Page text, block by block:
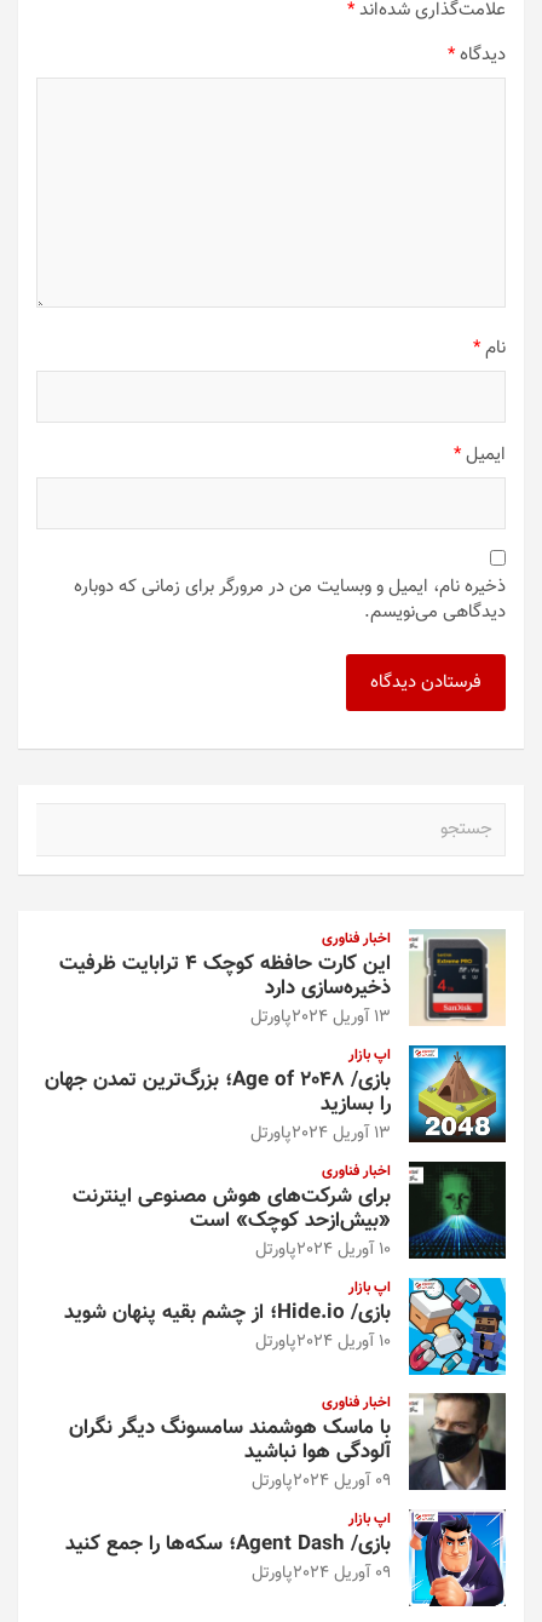
علامت‌گذاری شده‌اند*
دیدگاه*
نام*
ایمیل*
ذخیره نام، ایمیل و وبسایت من در مرورگر برای زمانی که دوباره
دیدگاهی می‌نویسم.
اخبار فناوری
این کارت حافظه کوچک ۴ ترابایت ظرفیت
ذخیره‌سازی دارد
13 آوریل 2024 پاورتل
اپ بازار
بازی/ Age of 2048؛ بزرگ‌ترین تمدن جهان
را بسازید
13 آوریل 2024 پاورتل
اخبار فناوری
برای شرکت‌های هوش مصنوعی اینترنت
«بیش‌از‌حد کوچک» است
10 آوریل 2024 پاورتل
اپ بازار
بازی/ Hide.io؛ از چشم بقیه پنهان شوید
10 آوریل 2024 پاورتل
اخبار فناوری
با ماسک هوشمند سامسونگ دیگر نگران
آلودگی هوا نباشید
09 آوریل 2024 پاورتل
اپ بازار
بازی/ Agent Dash؛ سکه‌ها را جمع کنید
09 آوریل 2024 پاورتل